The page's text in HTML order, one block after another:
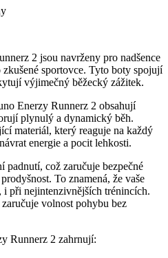
2 jsou navrženy pro nadšence
sportovce. Tyto boty spojují
výjimečný běžecký zážitek.
Enerzy Runnerz 2 obsahují
plynulý a dynamický běh.
materiál, který reaguje na každý
energie a pocit lehkosti.
což zaručuje bezpečné
To znamená, že vaše
i při nejintenzivnějších trénincích.
volnost pohybu bez
Runnerz 2 zahrnují: